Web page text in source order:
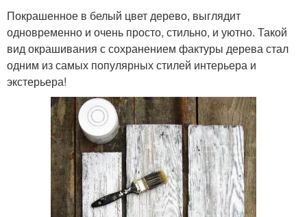
Покрашенное в белый цвет дерево, выглядит
одновременно и очень просто, стильно, и уютно. Такой
вид окрашивания с сохранением фактуры дерева стал
одним из самых популярных стилей интерьера и
экстерьера!